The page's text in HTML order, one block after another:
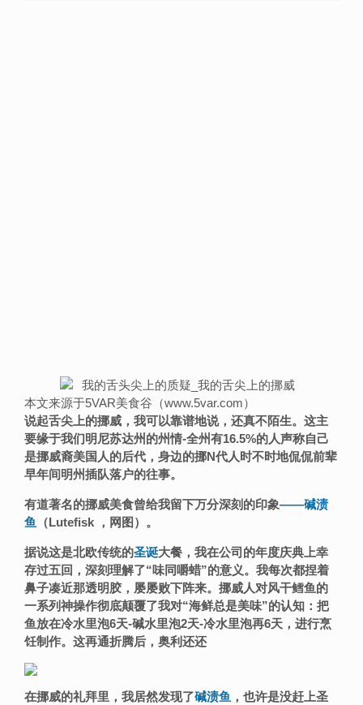
本文来源于5VAR美食谷（www.5var.com）
说起舌尖上的挪威，我可以靠谱地说， 还真不陌生。这主
要缘于我们明尼苏达州的州情-全州有16.5%的人声称自己
是挪威裔美国人的后代，身边的挪N代人时不时地侃侃前辈
早年间明州插队落户的往事。
有道著名的挪威美食曾给我留下万分深刻的印象——碱渍
鱼
（Lutefisk ，网图）。
据说这是北欧传统的圣诞大餐，我在公司的年度庆典上幸
存过五回，深刻理解了“味同嚼蜡”的意义。我每次都捏着
鼻子凑近那透明胶 ，屡屡败下阵来。 挪威人对风干鳕鱼的
一系列神操作彻底颠覆了我对“海鲜总是美味”的认知：把
鱼放在冷水里泡6天-碱水里泡2天-冷水里泡再6天， 进行烹
饪制作。这再通折腾后，奥利还还
在挪威的礼拜里，我居然发现了碱渍鱼 ，也许是没赶上圣